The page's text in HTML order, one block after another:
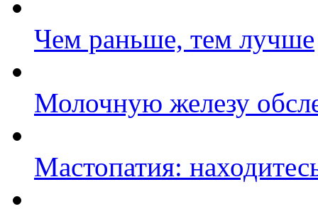
Чем раньше, тем лучше
Молочную железу
Мастопатия: